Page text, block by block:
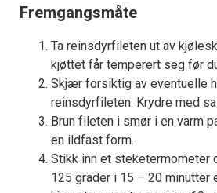
Fremgangsmåte
Ta reinsdyrfileten ut av
kjøttet får temperert seg før
Skjær forsiktig av eventuelle
reinsdyrfileten. Krydre med
Brun fileten i smør i en varm
en ildfast form.
Stikk inn et steketermometer
125 grader i 15 – 20 minutter